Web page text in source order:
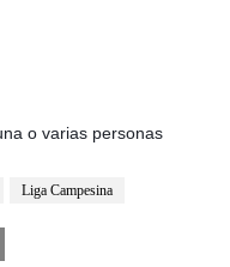
Liga Campesina